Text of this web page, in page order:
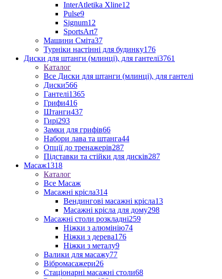
InterAtletika Xline12
Pulse9
Signum12
SportsArt7
Машини Сміта37
Турніки настінні для будинку176
Диски для штанги (млинці), для гантелі3761
Каталог
Все Диски для штанги (млинці), для гантелі
Диски566
Гантелі1365
Грифи416
Штанги437
Гирі293
Замки для грифів66
Набори лава та штанга44
Опції до тренажерів287
Підставки та стійки для дисків287
Масаж1318
Каталог
Все Масаж
Масажні крісла314
Вендингові масажні крісла13
Масажні крісла для дому298
Масажні столи розкладні259
Ніжки з алюмінію74
Ніжки з дерева176
Ніжки з металу9
Валики для масажу77
Вібромасажери26
Стаціонарні масажні столи68